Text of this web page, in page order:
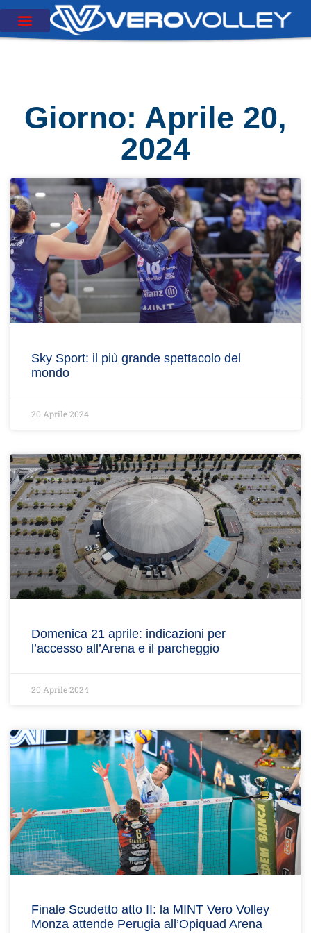
Giorno: Aprile 20,
2024
Sky Sport: il più grande spettacolo del
mondo
20 Aprile 2024
Domenica 21 aprile: indicazioni per
l’accesso all’Arena e il parcheggio
20 Aprile 2024
Finale Scudetto atto II: la MINT Vero Volley
Monza attende Perugia all’Opiquad Arena